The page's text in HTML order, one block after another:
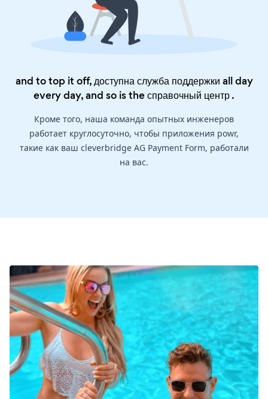
and to top it off, доступна служба поддержки all day
every day, and so is theсправочный центр.
Кроме того, наша команда опытных инженеров
работает круглосуточно, чтобы приложения powr,
такие как ваш cleverbridge AG Payment Form, работали
на вас.